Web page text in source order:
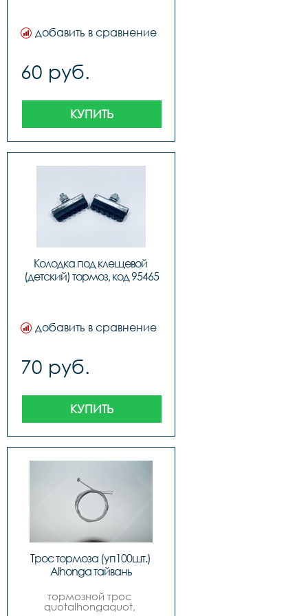
добавить в сравнение
60 руб.
КУПИТЬ
Колодка под клещевой
(детский) тормоз, код 95465
добавить в сравнение
70 руб.
КУПИТЬ
Трос тормоза (уп100шт.)
Alhonga тайвань
тормозной трос
quotalhongaquot,